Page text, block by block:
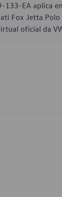
133-EA aplica
Fox Jetta Polo
oficial da